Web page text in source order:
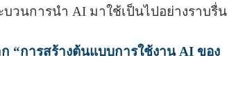
บวนการนํา AI มาใช้เป็นไปอย่างราบรื่น
“การสร้างต้นแบบการใช้งาน AI ของ